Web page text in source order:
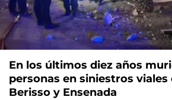
En los últimos diez años
personas en siniestros viales
Berisso y Ensenada